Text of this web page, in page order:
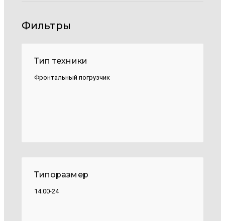
Фильтры
Тип техники
Фронтальный погрузчик
Типоразмер
14.00-24